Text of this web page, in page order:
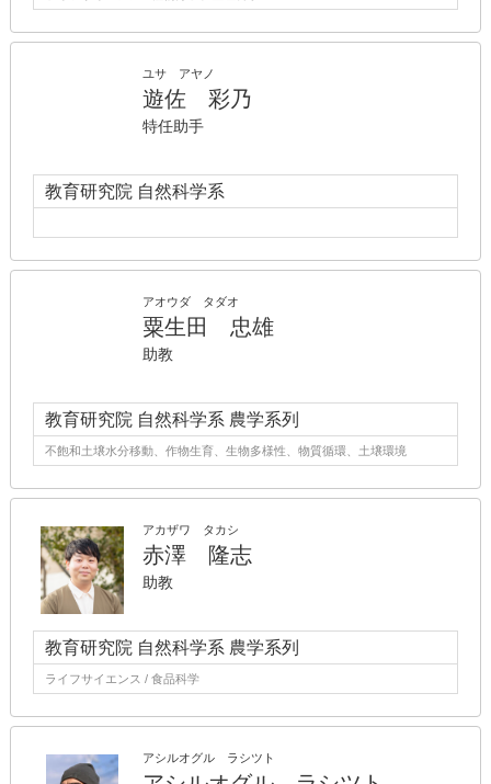
ユサ アヤノ
遊佐 彩乃
特任助手
教育研究院 自然科学系
アオウダ タダオ
粟生田 忠雄
助教
教育研究院 自然科学系 農学系列
不飽和土壌水分移動、作物生育、生物多様性、物質循環、土壌環境
アカザワ タカシ
赤澤 隆志
助教
教育研究院 自然科学系 農学系列
ライフサイエンス / 食品科学
アシルオグル ラシツト